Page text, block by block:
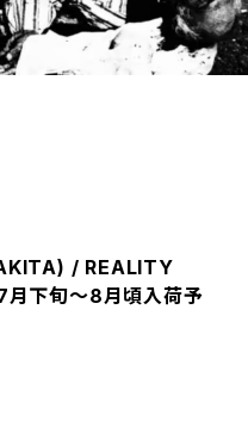
/ REALITY
下旬～8月頃入荷予